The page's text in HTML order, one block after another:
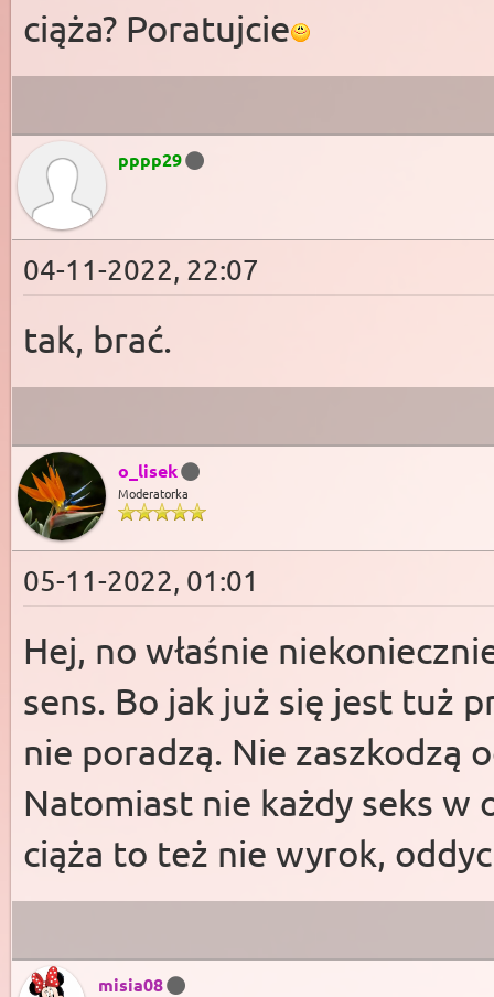
ciąża? Poratujcie
pppp29
04-11-2022, 22:07
tak, brać.
o_lisek
Moderatorka
05-11-2022, 01:01
Hej, no właśnie
sens. Bo jak już się jest tuż
nie poradzą. Nie zaszkodzą
Natomiast nie każdy seks w
ciąża to też nie wyrok,
misia08